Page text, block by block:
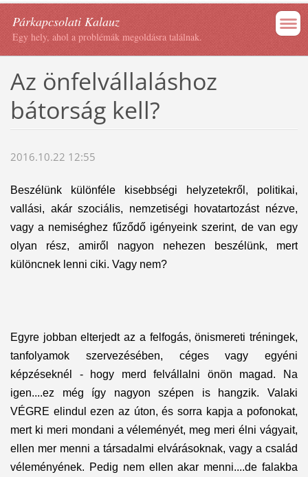
Párkapcsolati Kalauz
Egy hely, ahol a problémák megoldásra találnak.
Az önfelvállaláshoz
bátorság kell?
2016.10.22 12:55
Beszélünk különféle kisebbségi helyzetekről, politikai,
vallási, akár szociális, nemzetiségi hovatartozást nézve,
vagy a nemiséghez fűződő igényeink szerint, de van egy
olyan rész, amiről nagyon nehezen beszélünk, mert
különcnek lenni ciki. Vagy nem?
Egyre jobban elterjedt az a felfogás, önismereti tréningek,
tanfolyamok szervezésében, céges vagy egyéni
képzéseknél - hogy merd felvállalni önön magad. Na
igen....ez még így nagyon szépen is hangzik. Valaki
VÉGRE elindul ezen az úton, és sorra kapja a pofonokat,
mert ki meri mondani a véleményét, meg meri élni vágyait,
ellen mer menni a társadalmi elvárásoknak, vagy a család
véleményének. Pedig nem ellen akar menni....de falakba